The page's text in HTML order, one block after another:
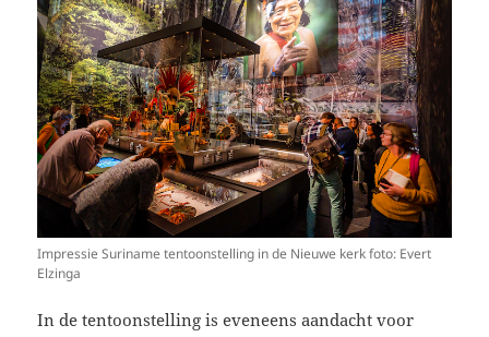
Impressie Suriname tentoonstelling in de Nieuwe kerk foto: Evert
Elzinga
In de tentoonstelling is eveneens aandacht voor